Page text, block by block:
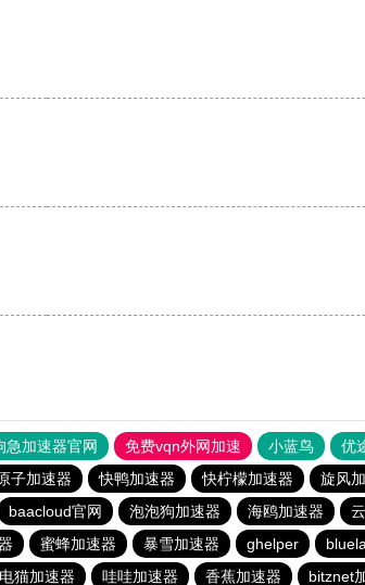
急加速器官网 免费vqn外网加速 小蓝鸟 优
子加速器 快鸭加速器 快柠檬加速器 旋风
baacloud官网 泡泡狗加速器 海鸥加速器
蜜蜂加速器 暴雪加速器 ghelper
猫加速器 哇哇加速器 香蕉加速器 bitznet